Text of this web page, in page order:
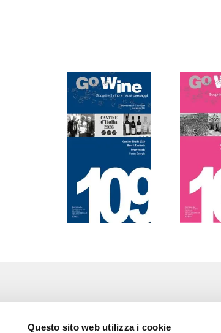
Questo sito web utilizza i cookie